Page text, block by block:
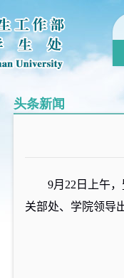
头条新闻
9月 22 日上午
关部处、学院领导